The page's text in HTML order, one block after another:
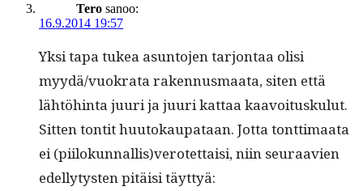
Tero sanoo:
16.9.2014 19:57
Yksi tapa tukea asun­to­jen tar­jon­taa olisi
myydä/vuokrata raken­nus­maa­ta, siten että
lähtöhin­ta juuri ja juuri kat­taa kaavoitusku­lut.
Sit­ten ton­tit huu­tokau­pataan. Jot­ta tont­ti­maa­ta
ei (piilokunnallis)verotettaisi, niin seu­raavien
edel­ly­tys­ten pitäisi täyttyä: